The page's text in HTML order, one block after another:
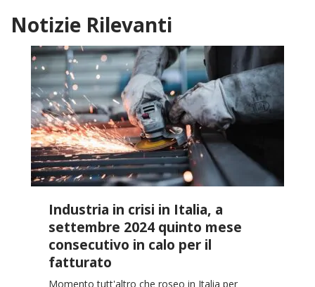
Notizie Rilevanti
Industria in crisi in Italia, a
settembre 2024 quinto mese
consecutivo in calo per il
fatturato
Momento tutt'altro che roseo in Italia per